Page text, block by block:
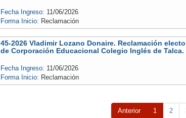
Fecha Ingreso: 11/06/2026
Forma Inicio: Reclamación
45-2026 Vladimir Lozano Donaire. Reclamación
de Corporación Educacional Colegio Inglés de Talca.
Fecha Ingreso: 11/06/2026
Forma Inicio: Reclamación
Anterior 1 2